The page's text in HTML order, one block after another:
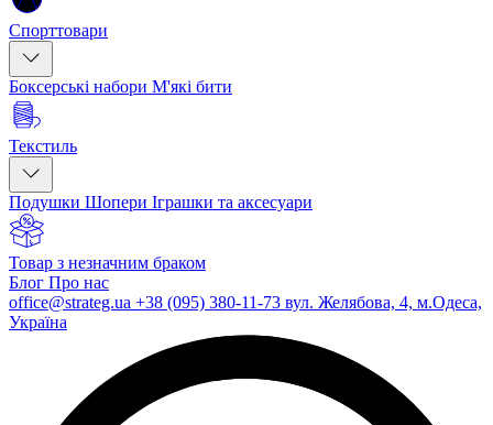
Спорттовари
Боксерські набори М'які бити
Текстиль
Подушки Шопери Іграшки та аксесуари
Товар з незначним браком
Блог Про нас
office@strateg.ua +38 (095) 380-11-73 вул. Желябова, 4, м.Одеса,
Україна